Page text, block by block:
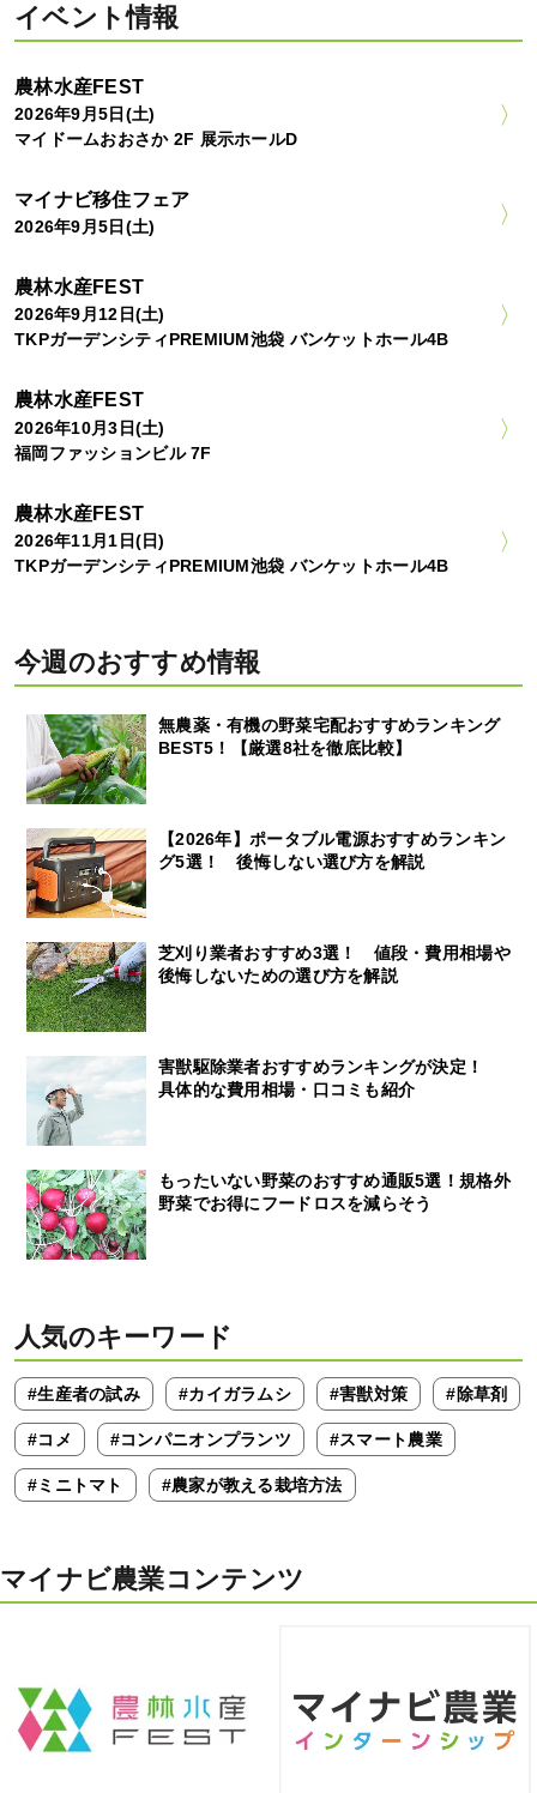
イベント情報
農林水産FEST
2026年9月5日(土)
マイドームおおさか 2F 展示ホールD
マイナビ移住フェア
2026年9月5日(土)
農林水産FEST
2026年9月12日(土)
TKPガーデンシティPREMIUM池袋 バンケットホール4B
農林水産FEST
2026年10月3日(土)
福岡ファッションビル 7F
農林水産FEST
2026年11月1日(日)
TKPガーデンシティPREMIUM池袋 バンケットホール4B
今週のおすすめ情報
無農薬・有機の野菜宅配おすすめランキング
BEST5！【厳選8社を徹底比較】
【2026年】ポータブル電源おすすめランキン
グ5選！ 後悔しない選び方を解説
芝刈り業者おすすめ3選！ 値段・費用相場や
後悔しないための選び方を解説
害獣駆除業者おすすめランキングが決定！
具体的な費用相場・口コミも紹介
もったいない野菜のおすすめ通販5選！規格外
野菜でお得にフードロスを減らそう
人気のキーワード
#生産者の試み #カイガラムシ #害獣対策 #除草剤
#コメ #コンパニオンプランツ #スマート農業
#ミニトマト #農家が教える栽培方法
マイナビ農業コンテンツ